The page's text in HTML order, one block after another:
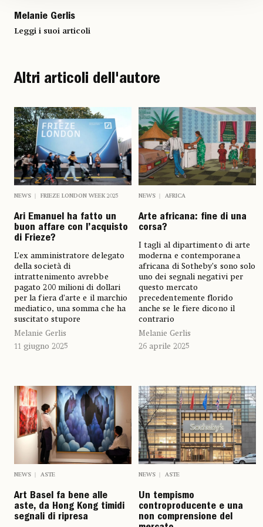
Melanie Gerlis
Leggi i suoi articoli
Altri articoli dell'autore
NEWS FRIEZE LONDON WEEK 2025
Ari Emanuel ha fatto un
buon affare con l’acquisto
di Frieze?
L’ex amministratore delegato
della società di
intrattenimento avrebbe
pagato 200 milioni di dollari
per la fiera d’arte e il marchio
mediatico, una somma che ha
suscitato stupore
Melanie Gerlis
11 giugno 2025
NEWS AFRICA
Arte africana: fine di una
corsa?
I tagli al dipartimento di arte
moderna e contemporanea
africana di Sotheby’s sono solo
uno dei segnali negativi per
questo mercato
precedentemente florido
anche se le fiere dicono il
contrario
Melanie Gerlis
26 aprile 2025
NEWS ASTE
Art Basel fa bene alle
aste, da Hong Kong timidi
segnali di ripresa
NEWS ASTE
Un tempismo
controproducente e una
non comprensione del